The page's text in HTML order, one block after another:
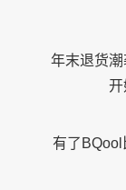
年末退货潮
有了